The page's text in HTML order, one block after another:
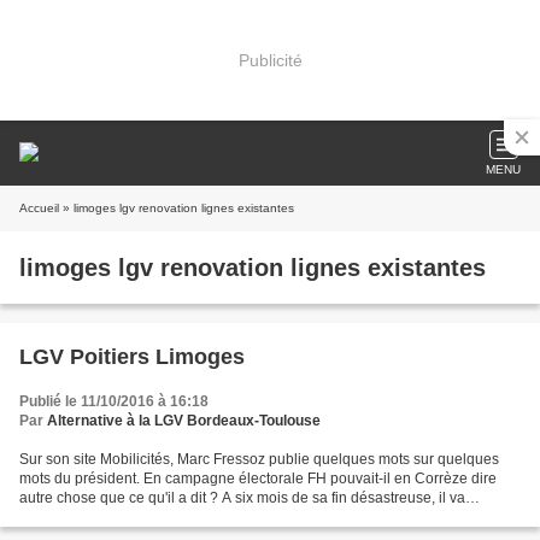
Publicité
MENU
Accueil » limoges lgv renovation lignes existantes
limoges lgv renovation lignes existantes
LGV Poitiers Limoges
Publié le 11/10/2016 à 16:18
Par Alternative à la LGV Bordeaux-Toulouse
Sur son site Mobilicités, Marc Fressoz publie quelques mots sur quelques
mots du président. En campagne électorale FH pouvait-il en Corrèze dire
autre chose que ce qu'il a dit ? A six mois de sa fin désastreuse, il va